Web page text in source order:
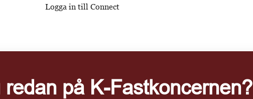
Logga in till Connect
redan på K-Fastkoncernen?